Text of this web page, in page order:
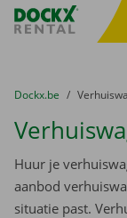
Fratello DEMO
U bevindt zich hier:
van
Dockx.be naar
Huur je
aanbod
situatie past.